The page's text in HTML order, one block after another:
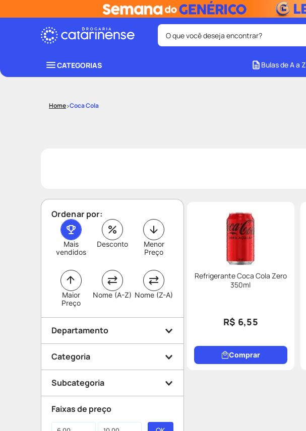
O que você deseja encontrar?
CATEGORIAS Bulas de A a Z
Coca Cola
Ordenar por:
Mais
vendidos
Desconto
Maior
Preço
Menor
Preço
Nome (A-Z) Nome (Z-A)
Departamento
Conveniência
Categoria
Bebidas
Subcategoria
Energético e Refrigerante
Faixas de preço
Refrigerante Coca Cola Zero
350ml
R$ 6,55
Comprar